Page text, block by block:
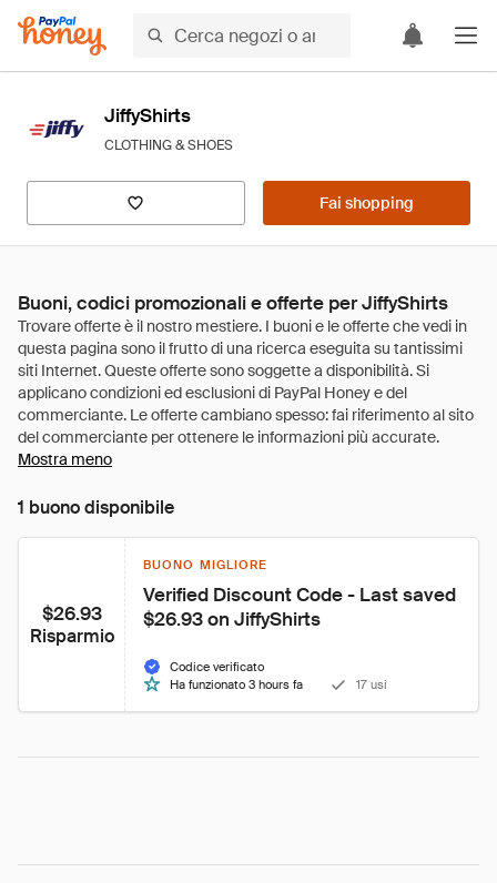
JiffyShirts
CLOTHING & SHOES
Fai shopping
Buoni, codici promozionali e offerte per JiffyShirts
Mostra meno
1 buono disponibile
$26.93
Risparmio
BUONO MIGLIORE
Verified Discount Code - Last saved
$26.93 on JiffyShirts
Codice verificato
Ha funzionato 3 hours fa
17 usi